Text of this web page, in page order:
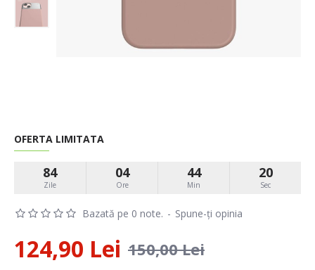
Bazată pe 0 note. - Spune-ţi opinia
OFERTA LIMITATA
84
Zile
04
Ore
44
Min
19
Sec
124,90 Lei 150,00 Lei